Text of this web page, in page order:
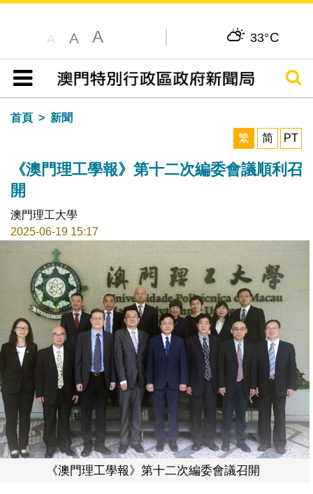
A A A 33°C
目錄
搜尋
首頁
新聞
繁
简 PT
《澳門理工學報》第十二次編委會議順利召
開
澳門理工大學
2025-06-19 15:17
《澳門理工學報》第十二次編委會議召開